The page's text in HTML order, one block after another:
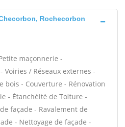
Rochecorbon
maçonnerie -
Voiries / Réseaux externes -
bois - Couverture - Rénovation
- Étanchéité de Toiture -
façade - Ravalement de
- Nettoyage de façade -